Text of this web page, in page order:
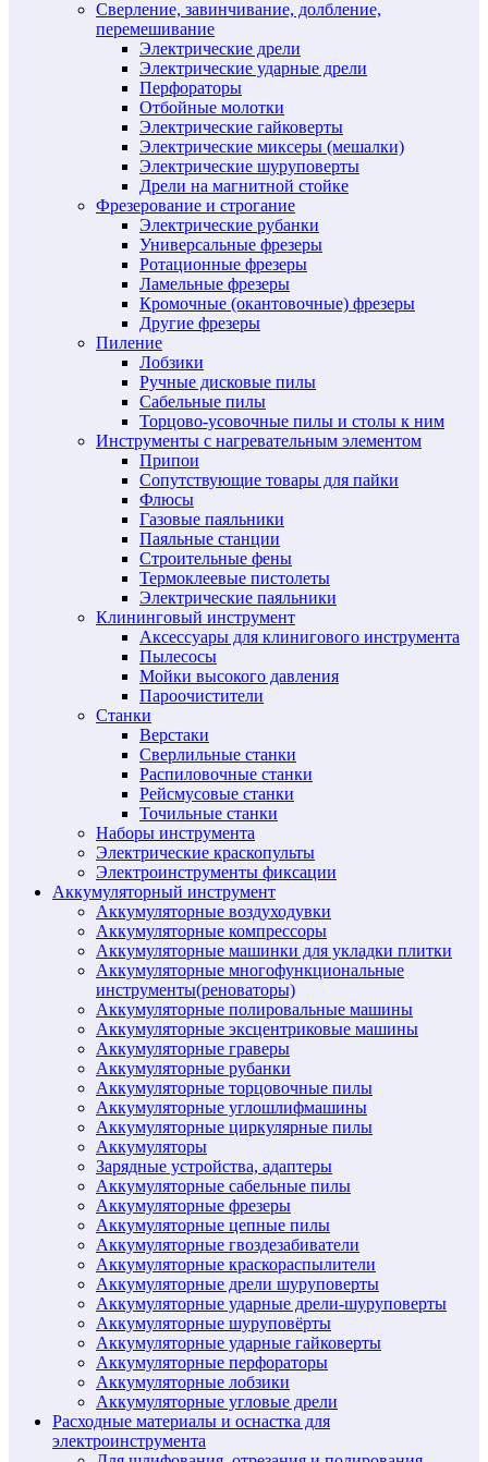
Сверление, завинчивание, долбление,
перемешивание
Электрические дрели
Электрические ударные дрели
Перфораторы
Отбойные молотки
Электрические гайковерты
Электрические миксеры (мешалки)
Электрические шуруповерты
Дрели на магнитной стойке
Фрезерование и строгание
Электрические рубанки
Универсальные фрезеры
Ротационные фрезеры
Ламельные фрезеры
Кромочные (окантовочные) фрезеры
Другие фрезеры
Пиление
Лобзики
Ручные дисковые пилы
Сабельные пилы
Торцово-усовочные пилы и столы к ним
Инструменты с нагревательным элементом
Припои
Сопутствующие товары для пайки
Флюсы
Газовые паяльники
Паяльные станции
Строительные фены
Термоклеевые пистолеты
Электрические паяльники
Клининговый инструмент
Аксессуары для клинигового инструмента
Пылесосы
Мойки высокого давления
Пароочистители
Станки
Верстаки
Сверлильные станки
Распиловочные станки
Рейсмусовые станки
Точильные станки
Наборы инструмента
Электрические краскопульты
Электроинструменты фиксации
Аккумуляторный инструмент
Аккумуляторные воздуходувки
Аккумуляторные компрессоры
Аккумуляторные машинки для укладки плитки
Аккумуляторные многофункциональные
инструменты(реноваторы)
Аккумуляторные полировальные машины
Аккумуляторные эксцентриковые машины
Аккумуляторные граверы
Аккумуляторные рубанки
Аккумуляторные торцовочные пилы
Аккумуляторные углошлифмашины
Аккумуляторные циркулярные пилы
Аккумуляторы
Зарядные устройства, адаптеры
Аккумуляторные сабельные пилы
Аккумуляторные фрезеры
Аккумуляторные цепные пилы
Аккумуляторные гвоздезабиватели
Аккумуляторные краскораспылители
Аккумуляторные дрели шуруповерты
Аккумуляторные ударные дрели-шуруповерты
Аккумуляторные шуруповёрты
Аккумуляторные ударные гайковерты
Аккумуляторные перфораторы
Аккумуляторные лобзики
Аккумуляторные угловые дрели
Расходные материалы и оснастка для
электроинструмента